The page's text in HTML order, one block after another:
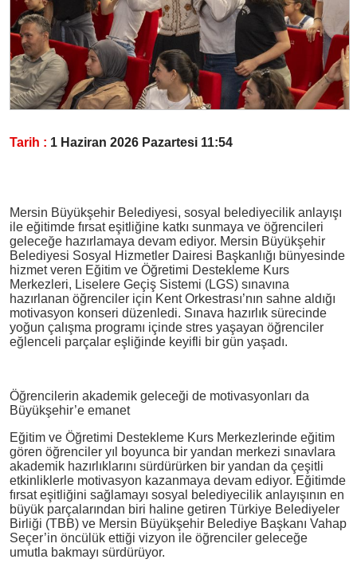
Tarih : 1 Haziran 2026 Pazartesi 11:54
Mersin Büyükşehir Belediyesi, sosyal belediyecilik anlayışı
ile eğitimde fırsat eşitliğine katkı sunmaya ve öğrencileri
geleceğe hazırlamaya devam ediyor. Mersin Büyükşehir
Belediyesi Sosyal Hizmetler Dairesi Başkanlığı bünyesinde
hizmet veren Eğitim ve Öğretimi Destekleme Kurs
Merkezleri, Liselere Geçiş Sistemi (LGS) sınavına
hazırlanan öğrenciler için Kent Orkestrası’nın sahne aldığı
motivasyon konseri düzenledi. Sınava hazırlık sürecinde
yoğun çalışma programı içinde stres yaşayan öğrenciler
eğlenceli parçalar eşliğinde keyifli bir gün yaşadı.
Öğrencilerin akademik geleceği de motivasyonları da
Büyükşehir’e emanet
Eğitim ve Öğretimi Destekleme Kurs Merkezlerinde eğitim
gören öğrenciler yıl boyunca bir yandan merkezi sınavlara
akademik hazırlıklarını sürdürürken bir yandan da çeşitli
etkinliklerle motivasyon kazanmaya devam ediyor. Eğitimde
fırsat eşitliğini sağlamayı sosyal belediyecilik anlayışının en
büyük parçalarından biri haline getiren Türkiye Belediyeler
Birliği (TBB) ve Mersin Büyükşehir Belediye Başkanı Vahap
Seçer’in öncülük ettiği vizyon ile öğrenciler geleceğe
umutla bakmayı sürdürüyor.